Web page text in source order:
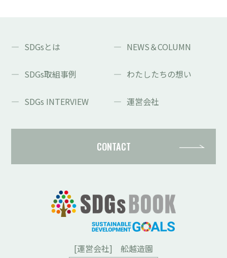
SDGsとは NEWS＆COLUMN
SDGs取組事例 わたしたちの想い
SDGs INTERVIEW 運営会社
CONTACT
[運営会社] 舩越造園